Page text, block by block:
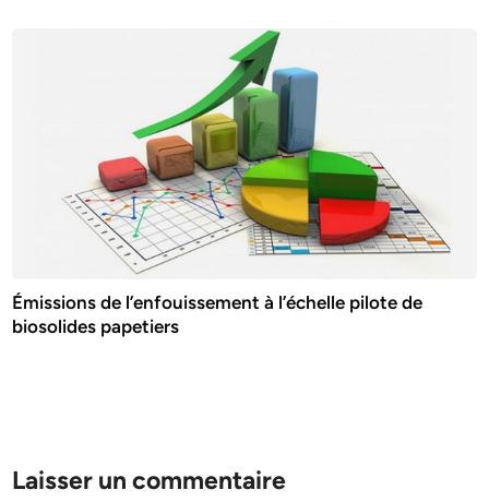
Émissions de l’enfouissement à l’échelle pilote de
biosolides papetiers
Laisser un commentaire